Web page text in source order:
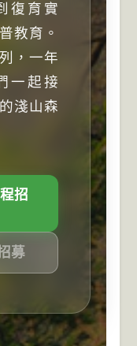
復育實
教育。
，一年
一起接
淺山森
招
募